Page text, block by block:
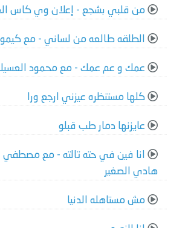
من قلبي بشجع - إعلان وي كاس العالم
الطلقه طالعه من لساني - مع
عمك و عم عمك - مع محمود
كلها مستنظره عيزني ارجع ورا
عايزنها دمار طب قبلو
انا فين في حته تالته - مع مصطفي
هادي الصغير
مش مستاهله الدنيا